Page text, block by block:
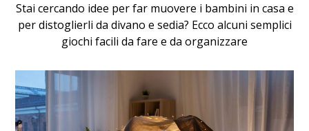
Stai cercando idee per far muovere i bambini in casa e
per distoglierli da divano e sedia? Ecco alcuni semplici
giochi facili da fare e da organizzare